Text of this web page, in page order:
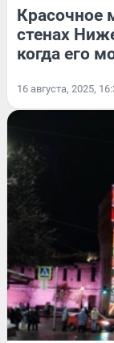
Красочное
стенах
когда его
16 августа, 2025,